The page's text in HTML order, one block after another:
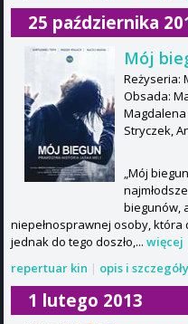
25 października
Mój
Reżyseria:
Obsada:
Magdalena
Stryczek,
„Mój
biegunów,
niepełnosprawnej osoby, która
jednak do tego doszło,... więcej
repertuar kin | opis i szczegóły
1 lutego 2013